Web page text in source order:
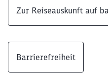
Zur Reiseauskunft auf
Barrierefreiheit